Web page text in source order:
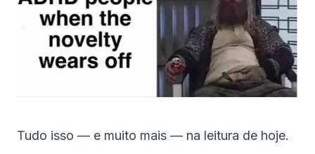
Tudo isso — e muito mais — na leitura de hoje.